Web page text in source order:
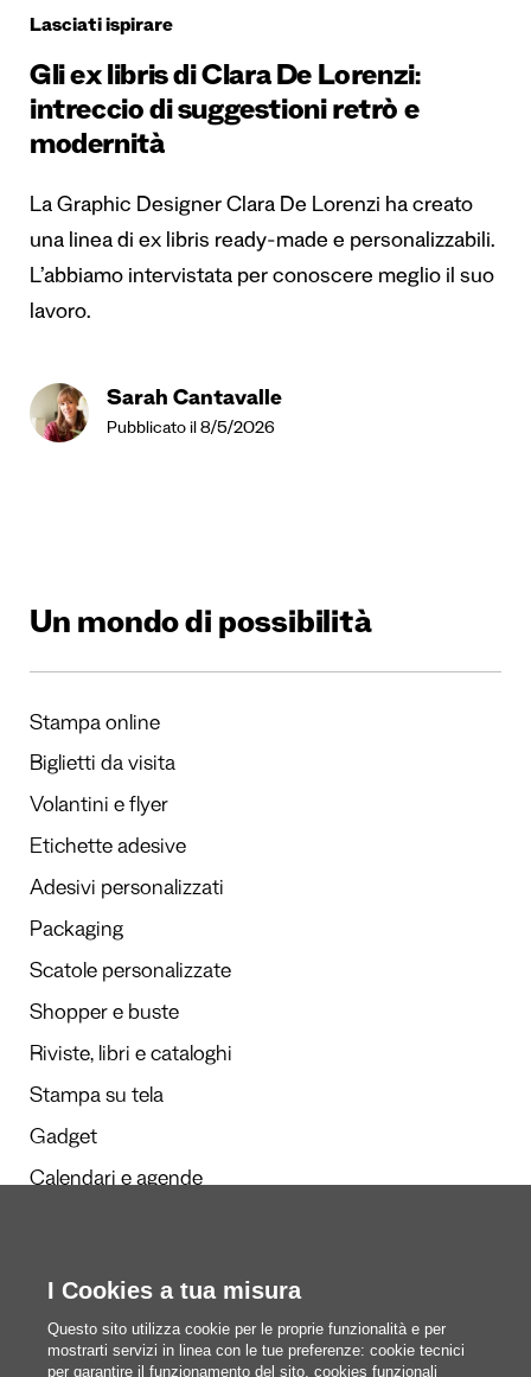
Lasciati ispirare
Gli ex libris di Clara De Lorenzi:
intreccio di suggestioni retrò e
modernità
La Graphic Designer Clara De Lorenzi ha creato
una linea di ex libris ready-made e personalizzabili.
L’abbiamo intervistata per conoscere meglio il suo
lavoro.
Sarah Cantavalle
Pubblicato il 8/5/2026
Un mondo di possibilità
Stampa online
Biglietti da visita
Volantini e flyer
Etichette adesive
Adesivi personalizzati
Packaging
Scatole personalizzate
Shopper e buste
Riviste, libri e cataloghi
Stampa su tela
Gadget
Calendari e agende
Redazione
Questi siamo noi
I Cookies a tua misura
Questo sito utilizza cookie per le proprie funzionalità e per
mostrarti servizi in linea con le tue preferenze: cookie tecnici
per garantire il funzionamento del sito, cookies funzionali